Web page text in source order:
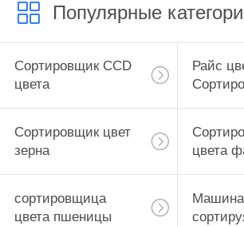
Популярные
Сортировщик CCD
цвета
Райс
Сортировщик цвет
зерна
цвета
сортировщица
цвета пшеницы